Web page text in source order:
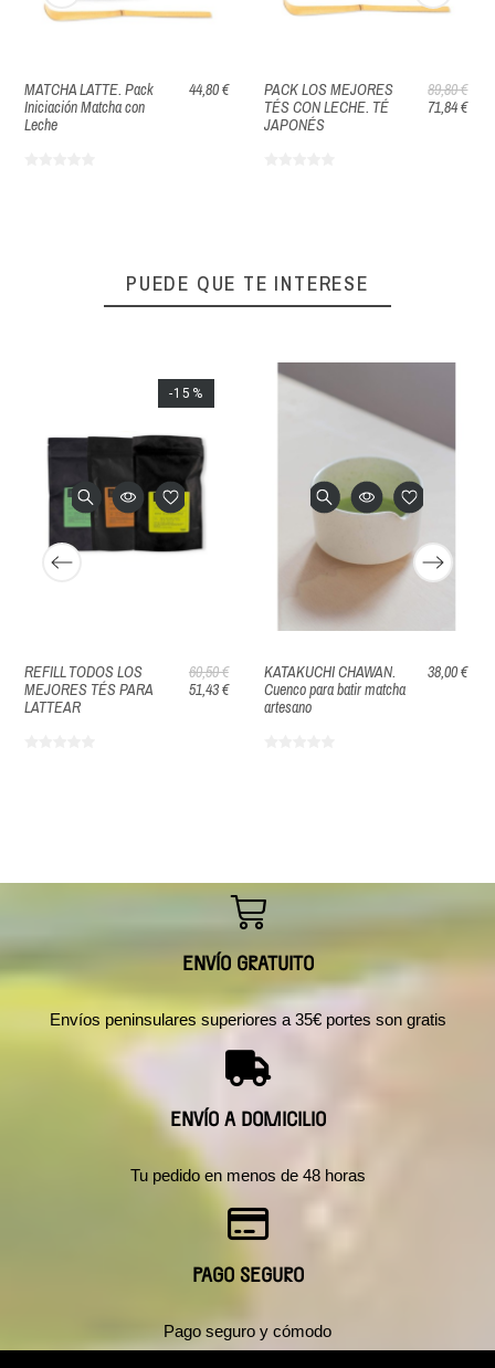
MATCHA LATTE. Pack
Iniciación Matcha con
Leche
44,80 €
PACK LOS MEJORES
TÉS CON LECHE. TÉ
JAPONÉS
89,80 €
71,84 €
PUEDE QUE TE INTERESE
REFILL TODOS LOS
MEJORES TÉS PARA
LATTEAR
60,50 €
51,43 €
-15%
KATAKUCHI CHAWAN.
Cuenco para batir matcha
artesano
38,00 €
ENVÍO GRATUITO
Envíos peninsulares superiores a 35€ portes son gratis
ENVÍO A DOMICILIO
Tu pedido en menos de 48 horas
PAGO SEGURO
Pago seguro y cómodo